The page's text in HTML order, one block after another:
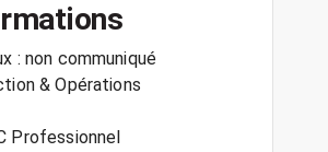
: non communiqué
& Opérations
Professionnel